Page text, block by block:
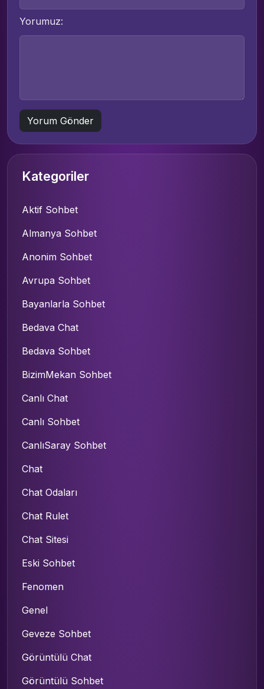
Yorumuz:
Kategoriler
Aktif Sohbet
Almanya Sohbet
Anonim Sohbet
Avrupa Sohbet
Bayanlarla Sohbet
Bedava Chat
Bedava Sohbet
BizimMekan Sohbet
Canlı Chat
Canlı Sohbet
CanlıSaray Sohbet
Chat
Chat Odaları
Chat Rulet
Chat Sitesi
Eski Sohbet
Fenomen
Genel
Geveze Sohbet
Görüntülü Chat
Görüntülü Sohbet